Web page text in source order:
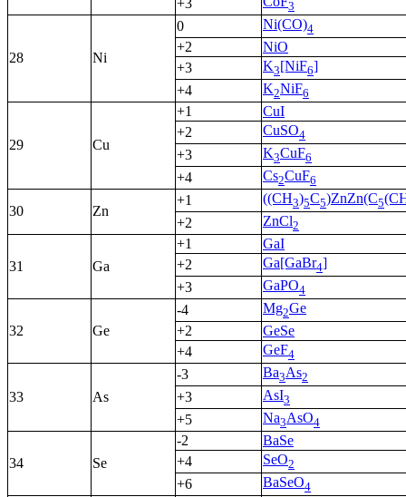
3
28 Ni
0 Ni(CO)4
+2
NiO
+3
K3[NiF6]
+4
K2NiF6
29 Cu
+1
CuI
+2
CuSO4
+3 K3CuF6
+4 Cs2CuF6
30 Zn
+1 ((CH3)5C5)ZnZn(C5
+2
ZnCl2
31 Ga
+1
GaI
+2
Ga[GaBr4]
+3
GaPO4
32 Ge
-4 Mg2Ge
+2
GeSe
+4
GeF4
33 As
-3 Ba3As2
+3 AsI3
+5 Na3AsO4
34 Se
-2
BaSe
+4
SeO2
+6 BaSeO4